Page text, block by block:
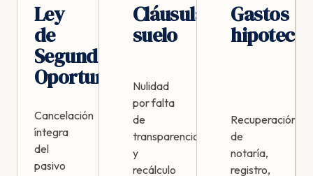
Ley
de
Segunda
Oportunidad
Cancelación
íntegra
del
pasivo
Cláusula
suelo
Nulidad
por falta
de
transparencia
y
recálculo
Gastos
Recuperación
de
notaría,
registro,